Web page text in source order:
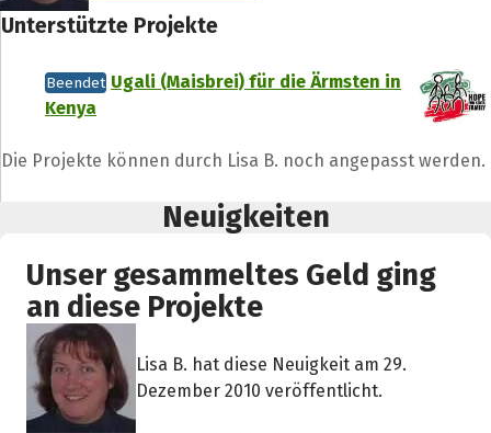
Unterstützte Projekte
Beendet Ugali (Maisbrei) für die Ärmsten in
Kenya
Die Projekte können durch Lisa B. noch angepasst werden.
Neuigkeiten
Unser gesammeltes Geld ging
an diese Projekte
Lisa B. hat diese Neuigkeit am 29.
Dezember 2010 veröffentlicht.